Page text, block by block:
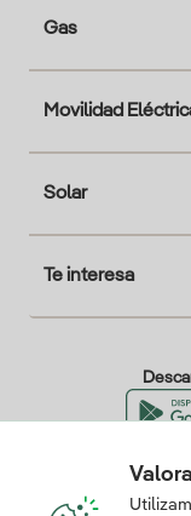
Gas
Movilidad
Solar
Te interesa